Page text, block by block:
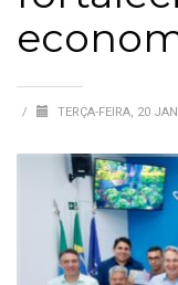
/ TERÇA-FEIRA, 20